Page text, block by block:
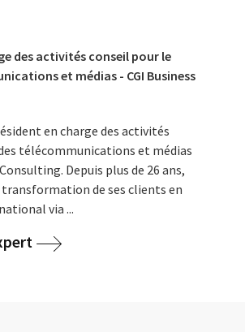
des activités conseil pour le
et médias - CGI Business
en charge des activités
télécommunications et médias
Depuis plus de 26 ans,
de ses clients en
via ...